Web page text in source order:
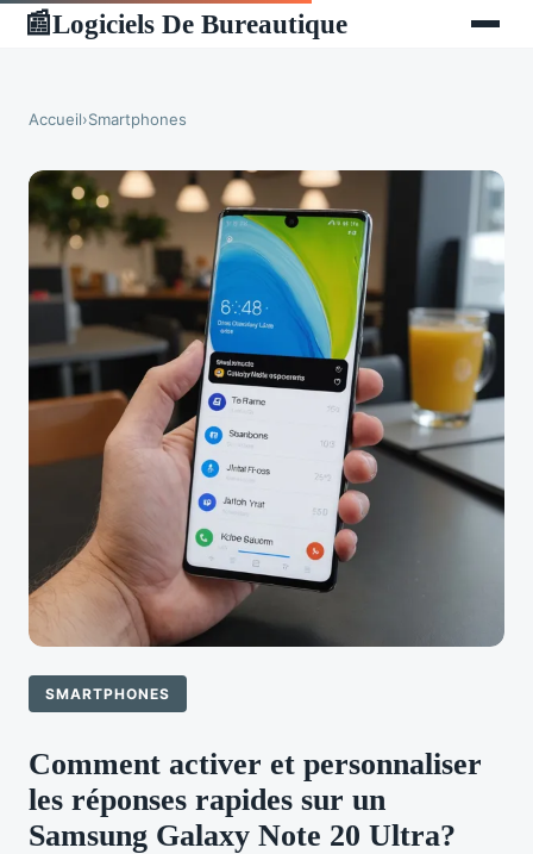
📰Logiciels De Bureautique
Accueil›Smartphones
SMARTPHONES
Comment activer et personnaliser
les réponses rapides sur un
Samsung Galaxy Note 20 Ultra?